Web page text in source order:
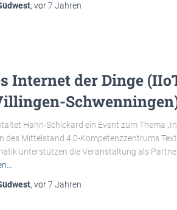
, vor7 Jahren
Internet der Dinge
Hahn-Schickard ein Event zum Thema
des Mittelstand 4.0-Kompetenzzentrums
unterstützen die Veranstaltung als
, vor7 Jahren